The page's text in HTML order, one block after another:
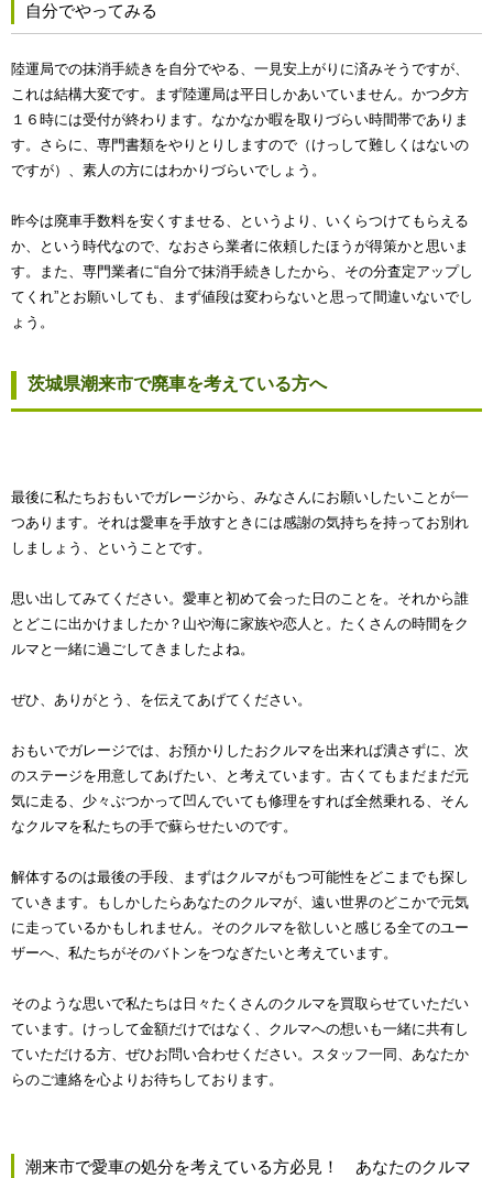
自分でやってみる
陸運局での抹消手続きを自分でやる、一見安上がりに済みそうですが、
これは結構大変です。まず陸運局は平日しかあいていません。かつ夕方
１６時には受付が終わります。なかなか暇を取りづらい時間帯でありま
す。さらに、専門書類をやりとりしますので（けっして難しくはないの
ですが）、素人の方にはわかりづらいでしょう。
昨今は廃車手数料を安くすませる、というより、いくらつけてもらえる
か、という時代なので、なおさら業者に依頼したほうが得策かと思いま
す。また、専門業者に“自分で抹消手続きしたから、その分査定アップし
てくれ”とお願いしても、まず値段は変わらないと思って間違いないでし
ょう。
茨城県潮来市で廃車を考えている方へ
最後に私たちおもいでガレージから、みなさんにお願いしたいことが一
つあります。それは愛車を手放すときには感謝の気持ちを持ってお別れ
しましょう、ということです。
思い出してみてください。愛車と初めて会った日のことを。それから誰
とどこに出かけましたか？山や海に家族や恋人と。たくさんの時間をク
ルマと一緒に過ごしてきましたよね。
ぜひ、ありがとう、を伝えてあげてください。
おもいでガレージでは、お預かりしたおクルマを出来れば潰さずに、次
のステージを用意してあげたい、と考えています。古くてもまだまだ元
気に走る、少々ぶつかって凹んでいても修理をすれば全然乗れる、そん
なクルマを私たちの手で蘇らせたいのです。
解体するのは最後の手段、まずはクルマがもつ可能性をどこまでも探し
ていきます。もしかしたらあなたのクルマが、遠い世界のどこかで元気
に走っているかもしれません。そのクルマを欲しいと感じる全てのユー
ザーへ、私たちがそのバトンをつなぎたいと考えています。
そのような思いで私たちは日々たくさんのクルマを買取らせていただい
ています。けっして金額だけではなく、クルマへの想いも一緒に共有し
ていただける方、ぜひお問い合わせください。スタッフ一同、あなたか
らのご連絡を心よりお待ちしております。
潮来市で愛車の処分を考えている方必見！ あなたのクルマ